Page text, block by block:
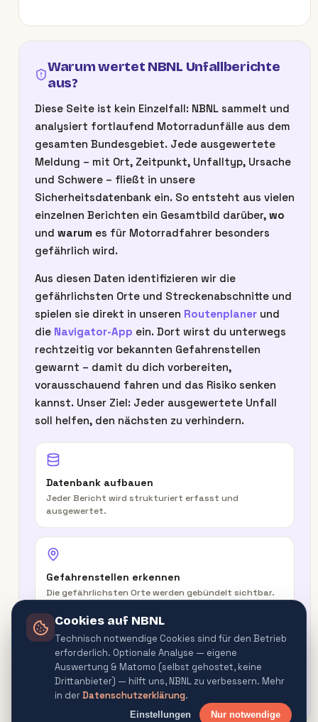
Warum wertet NBNL Unfallberichte
aus?
Diese Seite ist kein Einzelfall: NBNL sammelt und
analysiert fortlaufend Motorradunfälle aus dem
gesamten Bundesgebiet. Jede ausgewertete
Meldung – mit Ort, Zeitpunkt, Unfalltyp, Ursache
und Schwere – fließt in unsere
Sicherheitsdatenbank ein. So entsteht aus vielen
einzelnen Berichten ein Gesamtbild darüber, wo
und warum es für Motorradfahrer besonders
gefährlich wird.
Aus diesen Daten identifizieren wir die
gefährlichsten Orte und Streckenabschnitte und
spielen sie direkt in unseren Routenplaner und
die Navigator-App ein. Dort wirst du unterwegs
rechtzeitig vor bekannten Gefahrenstellen
gewarnt – damit du dich vorbereiten,
vorausschauend fahren und das Risiko senken
kannst. Unser Ziel: Jeder ausgewertete Unfall
soll helfen, den nächsten zu verhindern.
Datenbank aufbauen
Jeder Bericht wird strukturiert erfasst und
ausgewertet.
Gefahrenstellen erkennen
Die gefährlichsten Orte werden gebündelt sichtbar.
In der Route warnen
Routenplaner & Navigator warnen vor
Gefahrenquellen.
Cookies auf NBNL
Technisch notwendige Cookies sind für den Betrieb
erforderlich. Optionale Analyse — eigene
Auswertung & Matomo (selbst gehostet, keine
Drittanbieter) — hilft uns, NBNL zu verbessern. Mehr
in derDatenschutzerklärung.
Einstellungen Nur notwendige